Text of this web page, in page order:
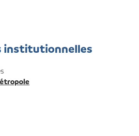
institutionnelles